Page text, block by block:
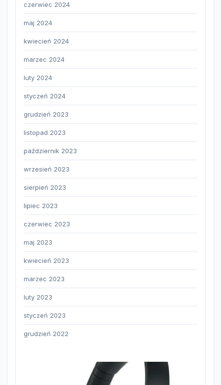
czerwiec 2024
maj 2024
kwiecień 2024
marzec 2024
luty 2024
styczeń 2024
grudzień 2023
listopad 2023
październik 2023
wrzesień 2023
sierpień 2023
lipiec 2023
czerwiec 2023
maj 2023
kwiecień 2023
marzec 2023
luty 2023
styczeń 2023
grudzień 2022